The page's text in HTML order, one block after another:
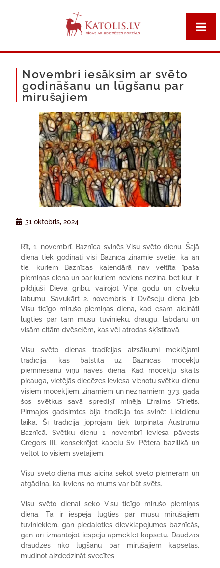
Novembri iesāksim ar svēto
godināšanu un lūgšanu par
mirušajiem
31 oktobris, 2024
Rīt, 1. novembrī, Baznīca svinēs Visu svēto dienu. Šajā
dienā tiek godināti visi Baznīcā zināmie svētie, kā arī
tie, kuriem Baznīcas kalendārā nav veltīta īpaša
piemiņas diena un par kuriem neviens nezina, bet kuri ir
pildījuši Dieva gribu, vairojot Viņa godu un cilvēku
labumu. Savukārt 2. novembris ir Dvēseļu diena jeb
Visu ticīgo mirušo piemiņas diena, kad esam aicināti
lūgties par tām mūsu tuvinieku, draugu, labdaru un
visām citām dvēselēm, kas vēl atrodas šķīstītavā.
Visu svēto dienas tradīcijas aizsākumi meklējami
tradīcijā, kas balstīta uz Baznīcas mocekļu
pieminēšanu viņu nāves dienā. Kad mocekļu skaits
pieauga, vietējās diecēzes ieviesa vienotu svētku dienu
visiem mocekļiem, zināmiem un nezināmiem. 373. gadā
šos svētkus savā sprediķī minēja Efraims Sīrietis.
Pirmajos gadsimtos bija tradīcija tos svinēt Lieldienu
laikā. Šī tradīcija joprojām tiek turpināta Austrumu
Baznīcā. Svētku dienu 1. novembrī ieviesa pāvests
Gregors III, konsekrējot kapelu Sv. Pētera bazilikā un
veltot to visiem svētajiem.
Visu svēto diena mūs aicina sekot svēto piemēram un
atgādina, ka ikviens no mums var būt svēts.
Visu svēto dienai seko Visu ticīgo mirušo piemiņas
diena. Tā ir iespēja lūgties par mūsu mirušajiem
tuviniekiem, gan piedaloties dievklapojumos baznīcās,
gan arī izmantojot iespēju apmeklēt kapsētu. Daudzas
draudzes rīko lūgšanu par mirušajiem kapsētās,
mudinot aizdedzināt svecītes